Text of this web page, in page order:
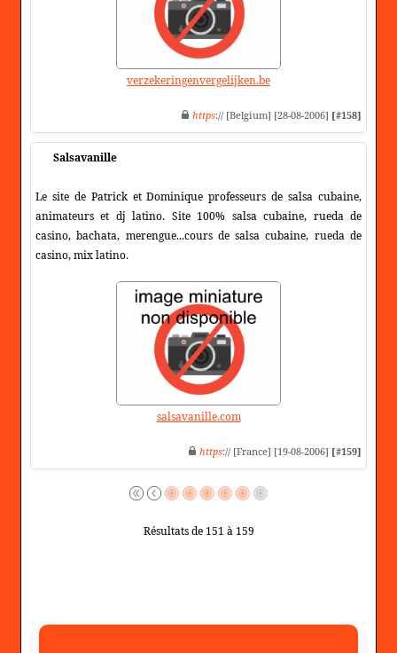
verzekeringenvergelijken.be
https:// [Belgium] [28-08-2006] [#158]
Salsavanille
Le site de Patrick et Dominique professeurs de salsa cubaine,
animateurs et dj latino. Site 100% salsa cubaine, rueda de
casino, bachata, merengue...cours de salsa cubaine, rueda de
casino, mix latino.
salsavanille.com
https:// [France] [19-08-2006] [#159]
Résultats de 151 à 159